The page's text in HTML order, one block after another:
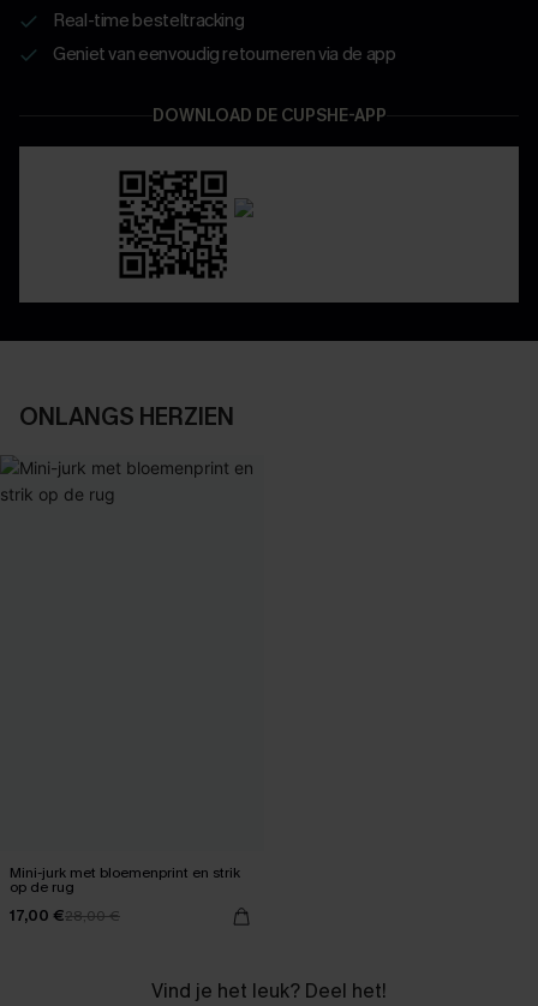
Real-time besteltracking
Geniet van eenvoudig retourneren via de app
DOWNLOAD DE CUPSHE-APP
ONLANGS HERZIEN
Mini-jurk met bloemenprint en strik
op de rug
17,00 €28,00 €
Vind je het leuk? Deel het!